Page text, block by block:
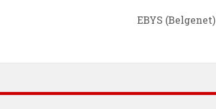
EBYS (Belgenet)